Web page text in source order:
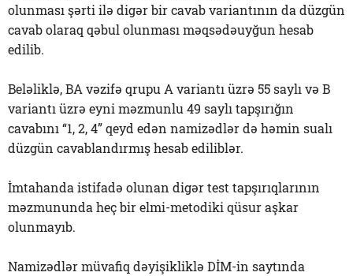
olunması şərti ilə digər bir cavab variantının da düzgün
cavab olaraq qəbul olunması məqsədəuyğun hesab
edilib.
Beləliklə, BA vəzifə qrupu A variantı üzrə 55 saylı və B
variantı üzrə eyni məzmunlu 49 saylı tapşırığın
cavabını “1, 2, 4” qeyd edən namizədlər də həmin sualı
düzgün cavablandırmış hesab ediliblər.
İmtahanda istifadə olunan digər test tapşırıqlarının
məzmununda heç bir elmi-metodiki qüsur aşkar
olunmayıb.
Namizədlər müvafiq dəyişikliklə DİM-in saytında